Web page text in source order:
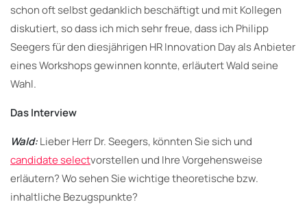
schon oft selbst gedanklich beschäftigt und mit Kollegen
diskutiert, so dass ich mich sehr freue, dass ich Philipp
Seegers für den diesjährigen HR Innovation Day als Anbieter
eines Workshops gewinnen konnte, erläutert Wald seine
Wahl.
Das Interview
Wald:Lieber Herr Dr. Seegers, könnten Sie sich und
candidate selectvorstellen und Ihre Vorgehensweise
erläutern? Wo sehen Sie wichtige theoretische bzw.
inhaltliche Bezugspunkte?